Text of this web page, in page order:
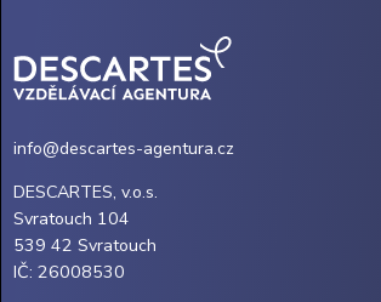
info@descartes-agentura.cz
DESCARTES, v.o.s.
Svratouch 104
539 42 Svratouch
IČ: 26008530